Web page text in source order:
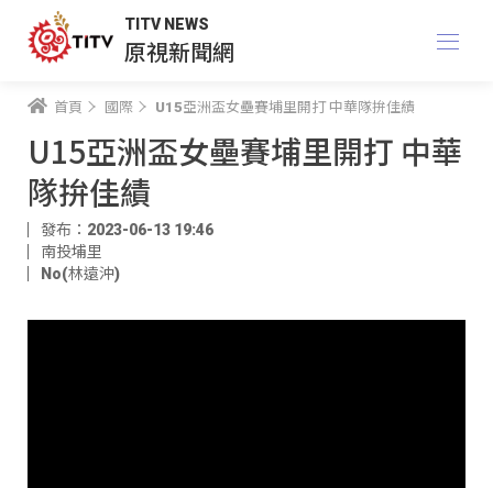
TITV NEWS
原視新聞網
首頁 國際 U15亞洲盃女壘賽埔里開打 中華隊拚佳績
U15亞洲盃女壘賽埔里開打 中華
隊拚佳績
發布：2023-06-13 19:46
南投埔里
No(林遠沖)